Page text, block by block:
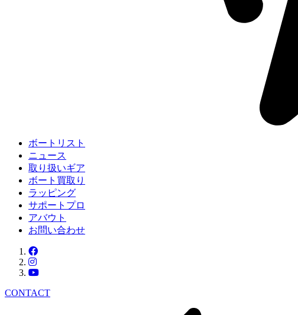
ボートリスト
ニュース
取り扱いギア
ボート買取り
ラッピング
サポートプロ
アバウト
お問い合わせ
CONTACT